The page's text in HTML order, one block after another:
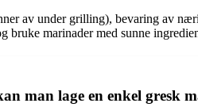
av under grilling), bevaring av
bruke marinader med sunne
man lage en enkel gresk